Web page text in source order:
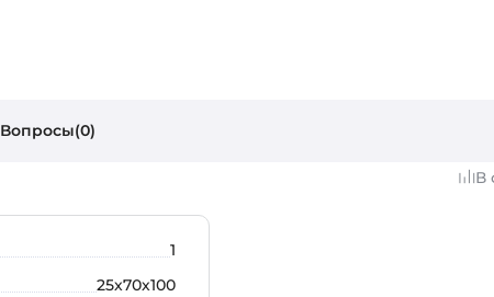
Вопросы(0)
В
1
25х70х100